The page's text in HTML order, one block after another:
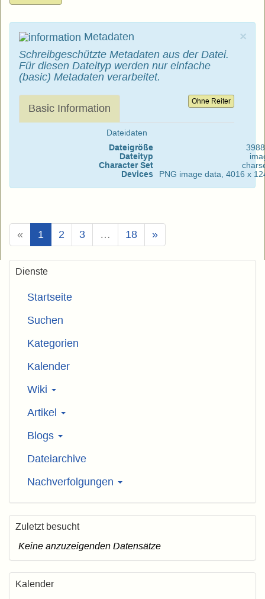
×
Metadaten
Schreibgeschützte Metadaten aus der Datei.
Für diesen Dateityp werden nur einfache
(basic) Metadaten verarbeitet.
Ohne Reiter
Basic Information
Dateidaten
Dateigröße
Dateityp
Character Set
Devices
PNG image data, 4016 x
« 1 (Aktuell)
2 3 … 18 »
Dienste
Startseite
Suchen
Kategorien
Kalender
Wiki
Artikel
Blogs
Dateiarchive
Nachverfolgungen
Zuletzt besucht
Keine anzuzeigenden Datensätze
Kalender